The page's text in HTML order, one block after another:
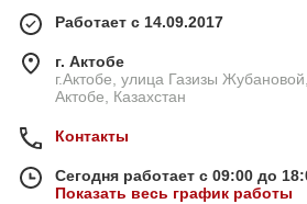
Работает с 14.09.2017
г. Актобе
г.Актобе, улица Газизы
Актобе, Казахстан
Контакты
Сегодня работает с 09:00 до
Показать весь график работы